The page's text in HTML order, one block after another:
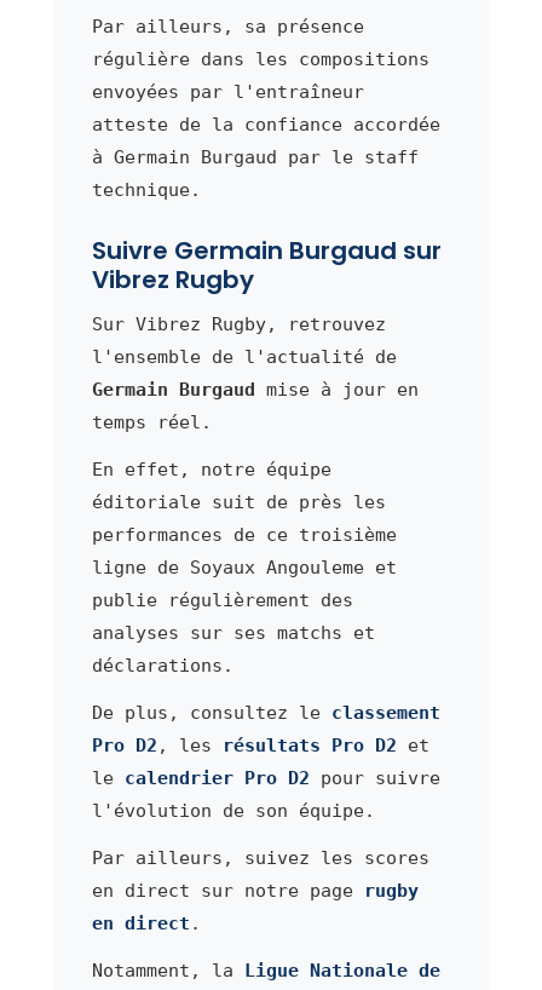
Par ailleurs, sa présence
régulière dans les compositions
envoyées par l'entraîneur
atteste de la confiance accordée
à Germain Burgaud par le staff
technique.
Suivre Germain Burgaud sur
Vibrez Rugby
Sur Vibrez Rugby, retrouvez
l'ensemble de l'actualité de
Germain Burgaud mise à jour en
temps réel.
En effet, notre équipe
éditoriale suit de près les
performances de ce troisième
ligne de Soyaux Angouleme et
publie régulièrement des
analyses sur ses matchs et
déclarations.
De plus, consultez le classement
Pro D2 , les résultats Pro D2 et
le calendrier Pro D2 pour suivre
l'évolution de son équipe.
Par ailleurs, suivez les scores
en direct sur notre page
rugby
en direct .
Notamment, la Ligue Nationale de